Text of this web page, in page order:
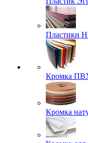
Пластики
Кромка
Кромка